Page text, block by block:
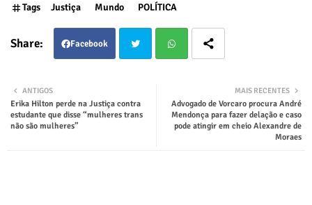
Tags Justiça Mundo POLÍTICA
Facebook
ter tsap
MAIS RECENTES
Advogado de Vorcaro procura André
Mendonça para fazer delação e caso
pode atingir em cheio Alexandre de
Moraes
ANTIGOS
Erika Hilton perde na Justiça contra
estudante que disse “mulheres trans
não são mulheres”